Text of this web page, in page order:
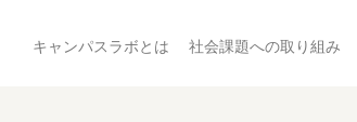
キャンパスラボとは 社会課題への取り組み